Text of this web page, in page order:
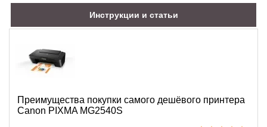
Инструкции и статьи
Преимущества покупки самого дешёвого принтера
Canon PIXMA MG2540S